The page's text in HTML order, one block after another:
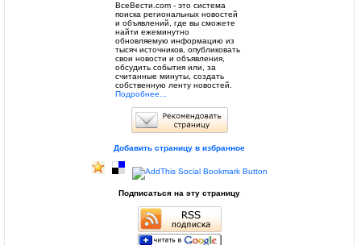
ВсеВести.com - это система
поиска региональных новостей
и объявлений, где вы сможете
найти ежеминутно
обновляемую информацию из
тысяч источников, опубликовать
свои новости и объявления,
обсудить события или, за
считанные минуты, создать
собственную ленту новостей.
Подробнее...
Добавить страницу в избранное
Подписаться на эту страницу